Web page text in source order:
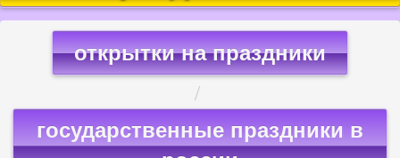
открытки на праздники
государственные праздники в